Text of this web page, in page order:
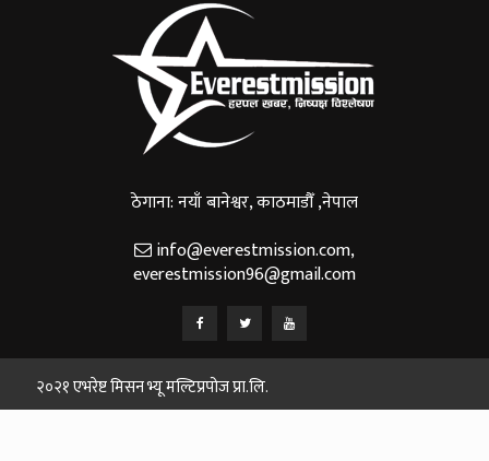
ठेगाना: नयाँ बानेश्वर, काठमाडौँ ,नेपाल
info@everestmission.com,
everestmission96@gmail.com
२०२१ एभरेष्ट मिसन भ्यू मल्टिप्रपोज प्रा.लि.